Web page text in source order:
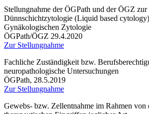
Stellungnahme der ÖGPath und der ÖGZ
Dünnschichtzytologie (Liquid based
Gynäkologischen Zytologie
ÖGPath/ÖGZ 29.4.2020
Zur Stellungnahme
Fachliche Zuständigkeit bzw.
neuropathologische Untersuchungen
ÖGPath, 28.5.2019
Zur Stellungnahme
Gewebs- bzw. Zellentnahme im Rahmen von